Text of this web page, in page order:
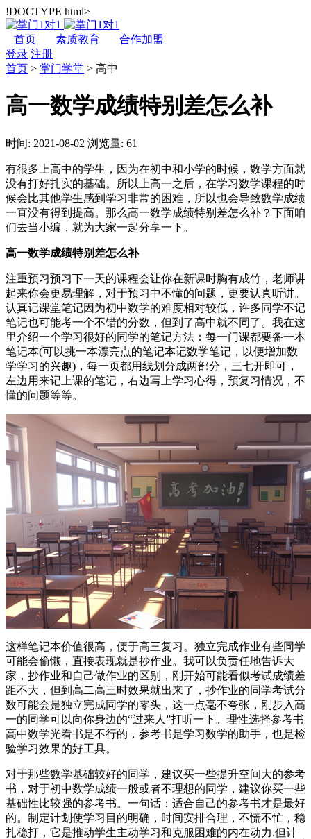
!DOCTYPE html>
首页 素质教育
合作加盟
登录 注册
首页 > 掌门学堂 > 高中
高一数学成绩特别差怎么补
时间: 2021-08-02 浏览量: 61
有很多上高中的学生，因为在初中和小学的时候，数学方面就
没有打好扎实的基础。所以上高一之后，在学习数学课程的时
候会比其他学生感到学习非常的困难，所以也会导致数学成绩
一直没有得到提高。那么高一数学成绩特别差怎么补？下面咱
们去当小编，就为大家一起分享一下。
高一数学成绩特别差怎么补
注重预习预习下一天的课程会让你在新课时胸有成竹，老师讲
起来你会更易理解，对于预习中不懂的问题，更要认真听讲。
认真记课堂笔记因为初中数学的难度相对较低，许多同学不记
笔记也可能考一个不错的分数，但到了高中就不同了。我在这
里介绍一个学习很好的同学的笔记方法：每一门课都要备一本
笔记本(可以挑一本漂亮点的笔记本记数学笔记，以便增加数
学学习的兴趣)，每一页都用线划分成两部分，三七开即可，
左边用来记上课的笔记，右边写上学习心得，预复习情况，不
懂的问题等等。
这样笔记本价值很高，便于高三复习。独立完成作业有些同学
可能会偷懒，直接表现就是抄作业。我可以负责任地告诉大
家，抄作业和自己做作业的区别，刚开始可能看似考试成绩差
距不大，但到高二高三时效果就出来了，抄作业的同学考试分
数可能会是独立完成同学的零头，这一点毫不夸张，刚步入高
一的同学可以向你身边的“过来人”打听一下。理性选择参考书
高中数学光看书是不行的，参考书是学习数学的助手，也是检
验学习效果的好工具。
对于那些数学基础较好的同学，建议买一些提升空间大的参考
书，对于初中数学成绩一般或者不理想的同学，建议你买一些
基础性比较强的参考书。一句话：适合自己的参考书才是最好
的。制定计划使学习目的明确，时间安排合理，不慌不忙，稳
扎稳打，它是推动学生主动学习和克服困难的内在动力.但计